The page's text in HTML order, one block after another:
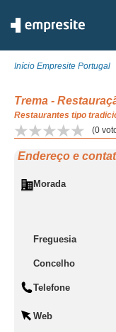
Início Empresite Portugal
Trema -
Restaurantes tipo
(0
Endereço e
Morada
Freguesia
Concelho
Telefone
Web